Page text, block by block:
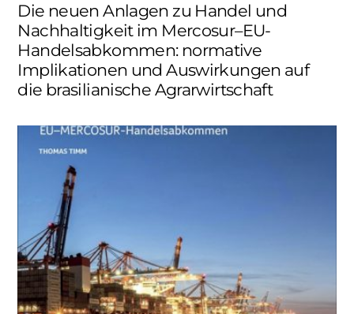
Die neuen Anlagen zu Handel und
Nachhaltigkeit im Mercosur–EU-
Handelsabkommen: normative
Implikationen und Auswirkungen auf
die brasilianische Agrarwirtschaft